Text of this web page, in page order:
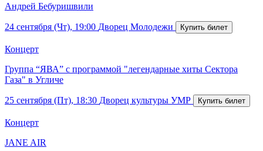
Андрей Бебуришвили
24 сентября (Чт), 19:00 Дворец Молодежи
Концерт
Группа “ЯВА” с программой "легендарные хиты Сектора
Газа" в Угличе
25 сентября (Пт), 18:30 Дворец культуры УМР
Концерт
JANE AIR